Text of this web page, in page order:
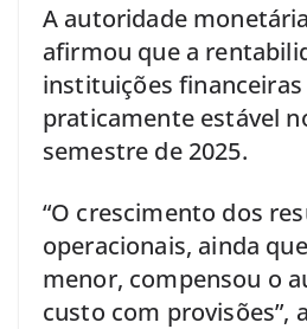
A autoridade
afirmou que a
instituições
praticamente estável
semestre de 2025.
“O crescimento dos
operacionais, ainda
menor, compensou o
custo com provisões”,